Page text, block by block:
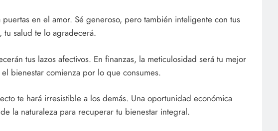
en el amor. Sé generoso, pero también inteligente con tus
tu salud te lo agradecerá.
tus lazos afectivos. En finanzas, la meticulosidad será tu mejor
bienestar comienza por lo que consumes.
te hará irresistible a los demás. Una oportunidad económica
la naturaleza para recuperar tu bienestar integral.